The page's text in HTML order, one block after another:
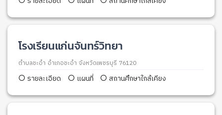
โรงเรียนแก่นจันทร์วิทยา
ตำบลชะอำ อำเภอชะอำ จังหวัดเพชรบุรี 76120
รายละเอียด แผนที่ สถานศึกษาใกล้เคียง